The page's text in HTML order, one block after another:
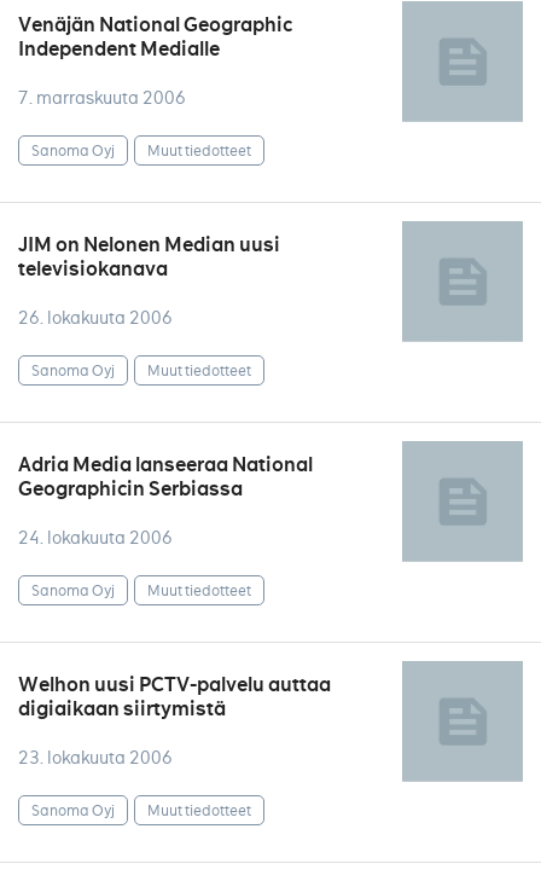
Venäjän National Geographic
Independent Medialle
7. marraskuuta 2006
Sanoma Oyj Muut tiedotteet
JIM on Nelonen Median uusi
televisiokanava
26. lokakuuta 2006
Sanoma Oyj Muut tiedotteet
Adria Media lanseeraa National
Geographicin Serbiassa
24. lokakuuta 2006
Sanoma Oyj Muut tiedotteet
Welhon uusi PCTV-palvelu auttaa
digiaikaan siirtymistä
23. lokakuuta 2006
Sanoma Oyj Muut tiedotteet